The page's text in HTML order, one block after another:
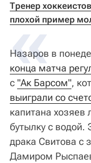
Тренер
плохой пример
Назаров в
конца матча
с "Ак Барсом",
выиграли со
капитана хозяев
бутылку с
драка Свитова с
Дамиром